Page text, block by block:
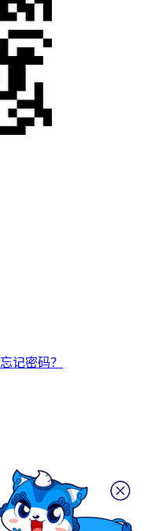
忘记密码？